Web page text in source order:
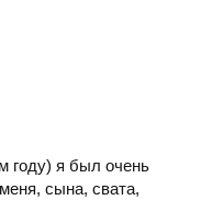
году) я был очень
сына, свата,